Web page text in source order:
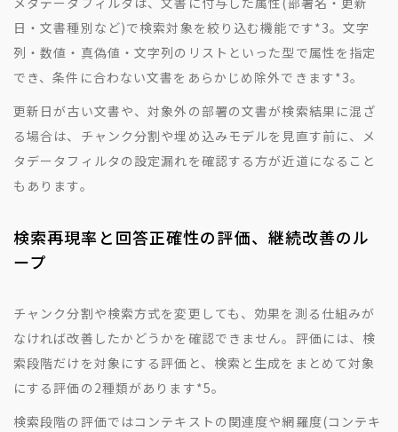
日・文書種別など)で検索対象を絞り込む機能です*3。文字
列・数値・真偽値・文字列のリストといった型で属性を指定
でき、条件に合わない文書をあらかじめ除外できます*3。
更新日が古い文書や、対象外の部署の文書が検索結果に混ざ
る場合は、チャンク分割や埋め込みモデルを見直す前に、メ
タデータフィルタの設定漏れを確認する方が近道になること
もあります。
検索再現率と回答正確性の評価、継続改善のル
ープ
チャンク分割や検索方式を変更しても、効果を測る仕組みが
なければ改善したかどうかを確認できません。評価には、検
索段階だけを対象にする評価と、検索と生成をまとめて対象
にする評価の2種類があります*5。
検索段階の評価ではコンテキストの関連度や網羅度(コンテキ